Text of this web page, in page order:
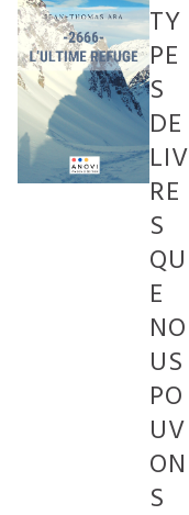
TY
PE
S
DE
LIV
RE
S
QU
E
NO
US
PO
UV
ON
S